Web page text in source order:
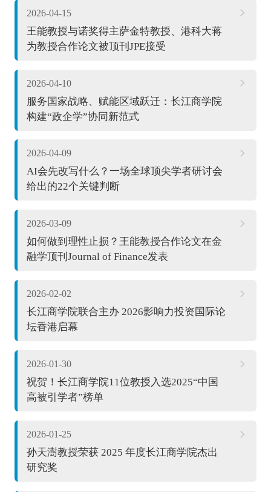
2026-04-15
王能教授与诺奖得主萨金特教授、港科大蒋
为教授合作论文被顶刊JPE接受
2026-04-10
服务国家战略、赋能区域跃迁：长江商学院
构建“政企学”协同新范式
2026-04-09
AI会先改写什么？一场全球顶尖学者研讨会
给出的22个关键判断
2026-03-09
如何做到理性止损？王能教授合作论文在金
融学顶刊Journal of Finance发表
2026-02-02
长江商学院联合主办 2026影响力投资国际论
坛香港启幕
2026-01-30
祝贺！长江商学院11位教授入选2025“中国
高被引学者”榜单
2026-01-25
孙天澍教授荣获 2025 年度长江商学院杰出
研究奖